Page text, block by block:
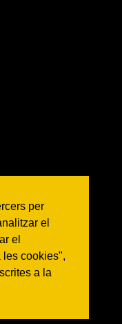
per
el
el
les cookies",
a la